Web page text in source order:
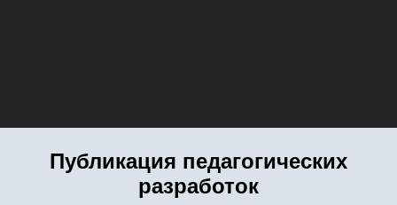
Публикация педагогических
разработок